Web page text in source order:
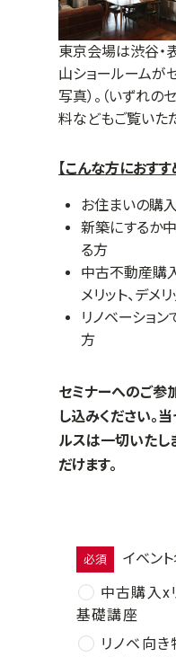
東京会場は渋谷・
山ショールームが
写真）。（いずれ
料などもご覧いた
【こんな方におすす
お住まいの購
新築にするか
る方
中古不動産購
メリット、デメ
リノベーショ
方
セミナーへのご参
し込みください。
ルスは一切いたし
だけます。
必須
イベン
中古購入x
基礎講座
リノベ向